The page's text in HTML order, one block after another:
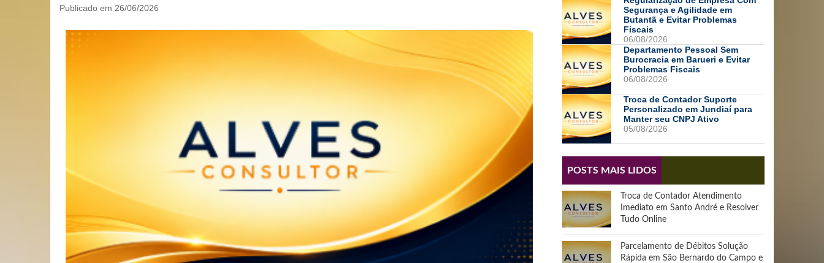
Publicado em 26/06/2026
Segurança e Agilidade em
Butantã e Evitar Problemas
Fiscais
06/08/2026
Departamento Pessoal Sem
Burocracia em Barueri e Evitar
Problemas Fiscais
06/08/2026
Troca de Contador Suporte
Personalizado em Jundiaí para
Manter seu CNPJ Ativo
05/08/2026
POSTS MAIS LIDOS
Troca de Contador Atendimento
Imediato em Santo André e Resolver
Tudo Online
Parcelamento de Débitos Solução
Rápida em São Bernardo do Campo e